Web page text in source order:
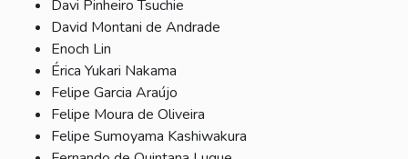
Davi Pinheiro Tsuchie
David Montani de Andrade
Enoch Lin
Érica Yukari Nakama
Felipe Garcia Araújo
Felipe Moura de Oliveira
Felipe Sumoyama Kashiwakura